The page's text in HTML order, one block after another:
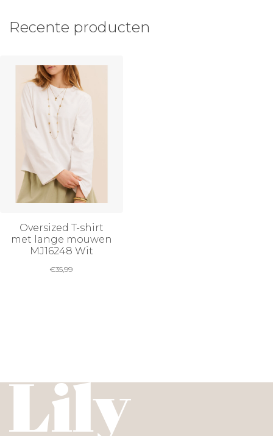
Recente producten
Oversized T-shirt
met lange mouwen
MJ16248 Wit
€35,99